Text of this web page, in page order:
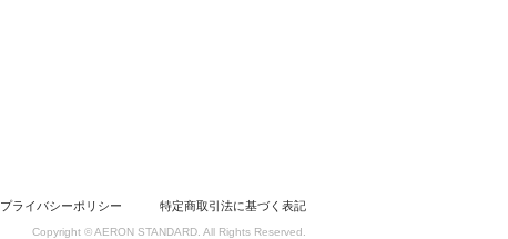
プライバシーポリシー 特定商取引法に基づく表記
Copyright © AERON STANDARD. All Rights Reserved.